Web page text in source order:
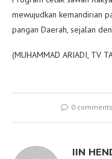
mewujudkan kemandirian
pangan Daerah, sejalan
(MUHAMMAD ARIADI, TV
0 comments
IIN